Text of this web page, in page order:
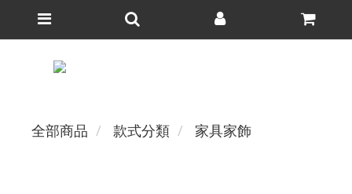
全部商品 款式分類 家具家飾